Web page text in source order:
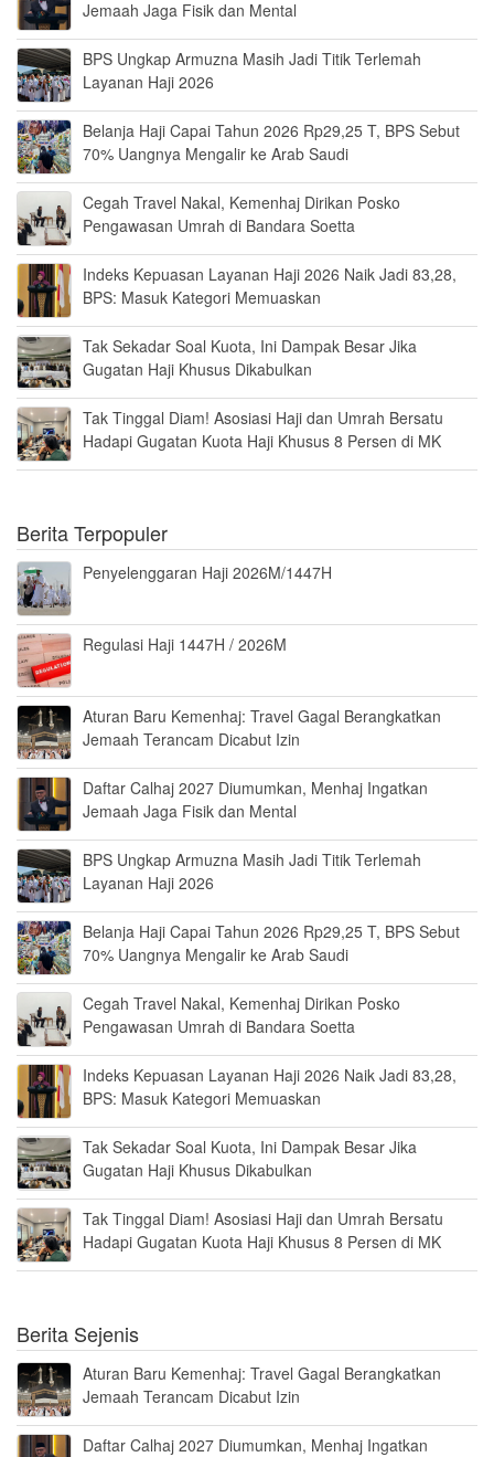
Jemaah Jaga Fisik dan Mental
BPS Ungkap Armuzna Masih Jadi Titik Terlemah
Layanan Haji 2026
Belanja Haji Capai Tahun 2026 Rp29,25 T, BPS Sebut
70% Uangnya Mengalir ke Arab Saudi
Cegah Travel Nakal, Kemenhaj Dirikan Posko
Pengawasan Umrah di Bandara Soetta
Indeks Kepuasan Layanan Haji 2026 Naik Jadi 83,28,
BPS: Masuk Kategori Memuaskan
Tak Sekadar Soal Kuota, Ini Dampak Besar Jika
Gugatan Haji Khusus Dikabulkan
Tak Tinggal Diam! Asosiasi Haji dan Umrah Bersatu
Hadapi Gugatan Kuota Haji Khusus 8 Persen di MK
Berita Terpopuler
Penyelenggaran Haji 2026M/1447H
Regulasi Haji 1447H / 2026M
Aturan Baru Kemenhaj: Travel Gagal Berangkatkan
Jemaah Terancam Dicabut Izin
Daftar Calhaj 2027 Diumumkan, Menhaj Ingatkan
Jemaah Jaga Fisik dan Mental
BPS Ungkap Armuzna Masih Jadi Titik Terlemah
Layanan Haji 2026
Belanja Haji Capai Tahun 2026 Rp29,25 T, BPS Sebut
70% Uangnya Mengalir ke Arab Saudi
Cegah Travel Nakal, Kemenhaj Dirikan Posko
Pengawasan Umrah di Bandara Soetta
Indeks Kepuasan Layanan Haji 2026 Naik Jadi 83,28,
BPS: Masuk Kategori Memuaskan
Tak Sekadar Soal Kuota, Ini Dampak Besar Jika
Gugatan Haji Khusus Dikabulkan
Tak Tinggal Diam! Asosiasi Haji dan Umrah Bersatu
Hadapi Gugatan Kuota Haji Khusus 8 Persen di MK
Berita Sejenis
Aturan Baru Kemenhaj: Travel Gagal Berangkatkan
Jemaah Terancam Dicabut Izin
Daftar Calhaj 2027 Diumumkan, Menhaj Ingatkan